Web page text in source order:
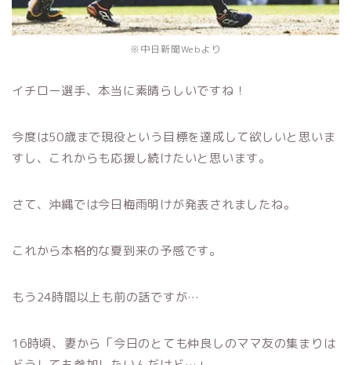
※中日新聞Webより
イチロー選手、本当に素晴らしいですね！
今度は50歳まで現役という目標を達成して欲しいと思いま
すし、これからも応援し続けたいと思います。
さて、沖縄では今日梅雨明けが発表されましたね。
これから本格的な夏到来の予感です。
もう24時間以上も前の話ですが…
16時頃、妻から「今日のとても仲良しのママ友の集まりは